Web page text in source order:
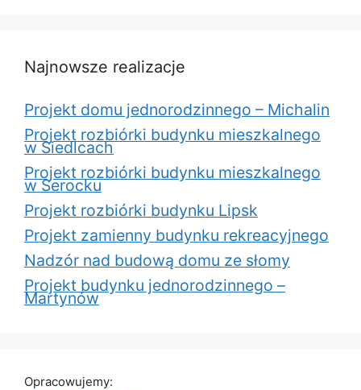
Najnowsze realizacje
Projekt domu jednorodzinnego – Michalin
Projekt rozbiórki budynku mieszkalnego
w Siedlcach
Projekt rozbiórki budynku mieszkalnego
w Serocku
Projekt rozbiórki budynku Lipsk
Projekt zamienny budynku rekreacyjnego
Nadzór nad budową domu ze słomy
Projekt budynku jednorodzinnego –
Martynów
Opracowujemy: